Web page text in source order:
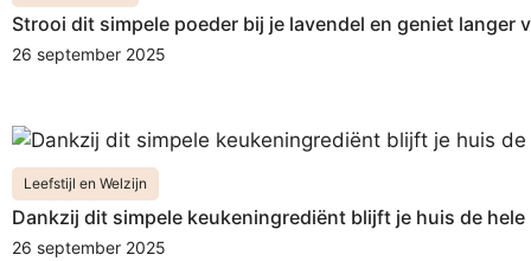
Strooi dit simpele poeder bij je lavendel en geniet langer
26 september 2025
Leefstijl en Welzijn
Dankzij dit simpele keukeningrediënt blijft je huis de
26 september 2025